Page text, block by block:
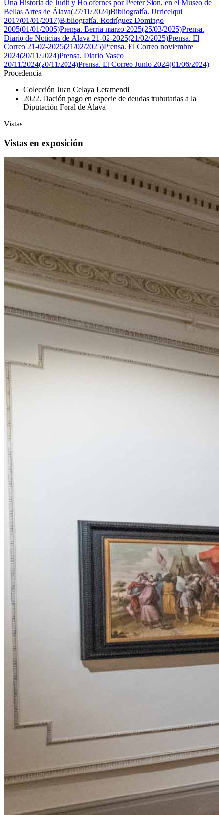
Una Historia de Judit y Holofernes por Peeter Sion, en el Museo de
Bellas Artes de Álava(27/11/2024)Bibliografía. Urricelqui
2017(01/01/2017)Bibliografía. Rodríguez Domingo
2005(01/01/2005)Prensa. Berria marzo 2025(25/03/2025)Prensa.
Diario de Noticias de Álava 21-02-2025(21/02/2025)Prensa. El
Correo 21-02-2025(21/02/2025)Prensa. El Correo noviembre
2024(20/11/2024)Prensa. Diario Vasco
20/11/2024(20/11/2024)Prensa. El Correo Junio 2024(01/06/2024)
Procedencia
Colección Juan Celaya Letamendi
2022. Dación pago en especie de deudas trubutarias a la
Diputación Foral de Álava
Vistas
Vistas en exposición